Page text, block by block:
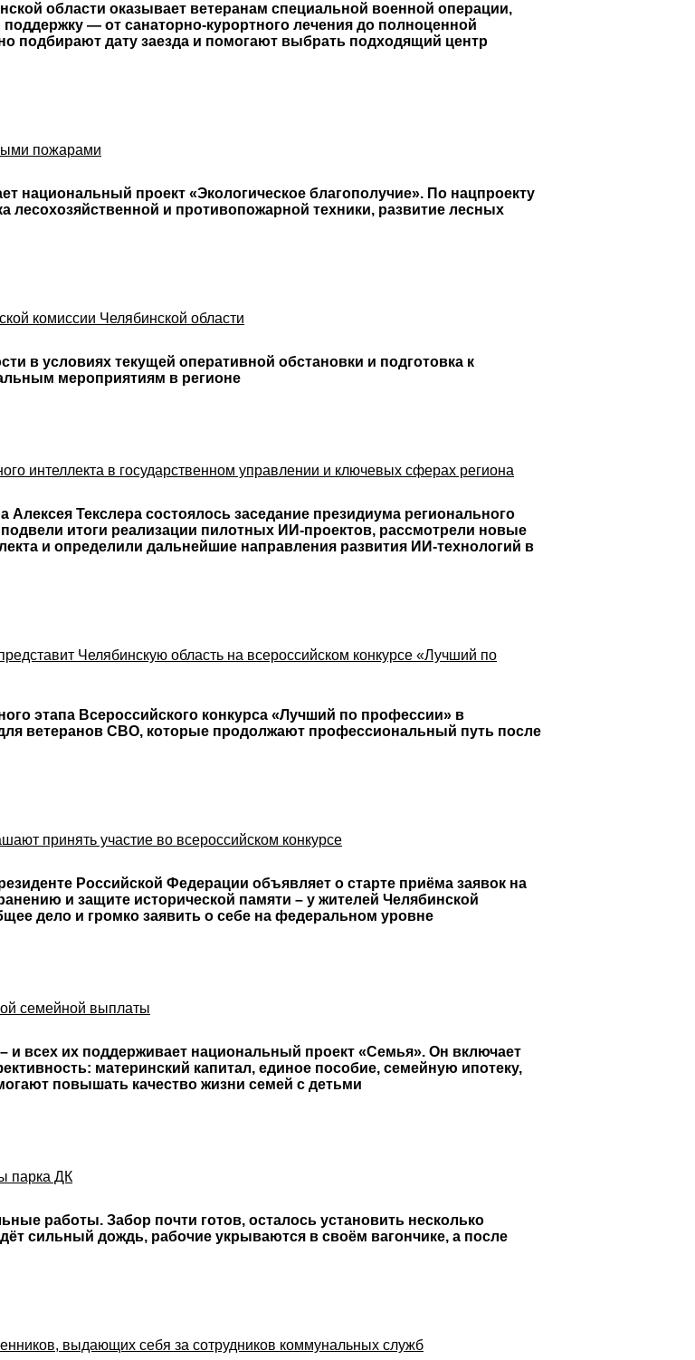
области оказывает ветеранам специальной военной операции,
— от санаторно-курортного лечения до полноценной
подбирают дату заезда и помогают выбрать подходящий центр
пожарами
национальный проект «Экологическое благополучие». По нацпроекту
лесохозяйственной и противопожарной техники, развитие лесных
комиссии Челябинской области
в условиях текущей оперативной обстановки и подготовка к
мероприятиям в регионе
интеллекта в государственном управлении и ключевых сферах региона
Алексея Текслера состоялось заседание президиума регионального
итоги реализации пилотных ИИ-проектов, рассмотрели новые
и определили дальнейшие направления развития ИИ-технологий в
Челябинскую область на всероссийском конкурсе «Лучший по
этапа Всероссийского конкурса «Лучший по профессии» в
ветеранов СВО, которые продолжают профессиональный путь после
принять участие во всероссийском конкурсе
Российской Федерации объявляет о старте приёма заявок на
и защите исторической памяти – у жителей Челябинской
дело и громко заявить о себе на федеральном уровне
семейной выплаты
всех их поддерживает национальный проект «Семья». Он включает
материнский капитал, единое пособие, семейную ипотеку,
повышать качество жизни семей с детьми
парка ДК
работы. Забор почти готов, осталось установить несколько
сильный дождь, рабочие укрываются в своём вагончике, а после
выдающих себя за сотрудников коммунальных служб